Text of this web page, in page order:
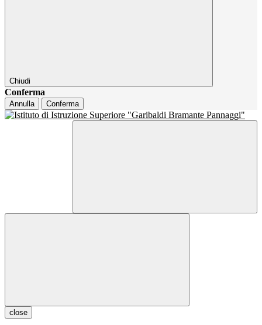
Chiudi
Conferma
Annulla Conferma
close